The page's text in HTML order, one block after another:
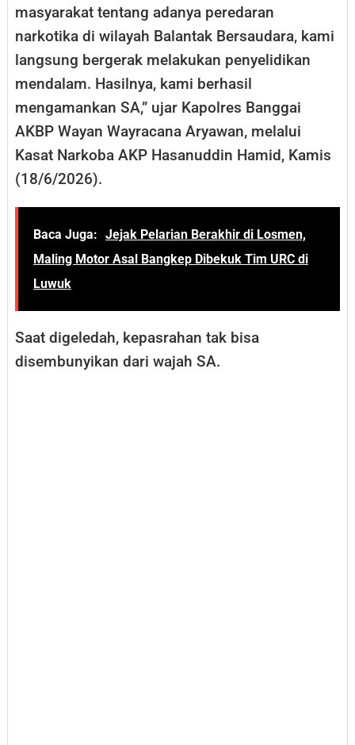
masyarakat tentang adanya peredaran
narkotika di wilayah Balantak Bersaudara, kami
langsung bergerak melakukan penyelidikan
mendalam. Hasilnya, kami berhasil
mengamankan SA,” ujar Kapolres Banggai
AKBP Wayan Wayracana Aryawan, melalui
Kasat Narkoba AKP Hasanuddin Hamid, Kamis
(18/6/2026).
Baca Juga: Jejak Pelarian Berakhir di Losmen,
Maling Motor Asal Bangkep Dibekuk Tim URC di
Luwuk
​Saat digeledah, kepasrahan tak bisa
disembunyikan dari wajah SA.